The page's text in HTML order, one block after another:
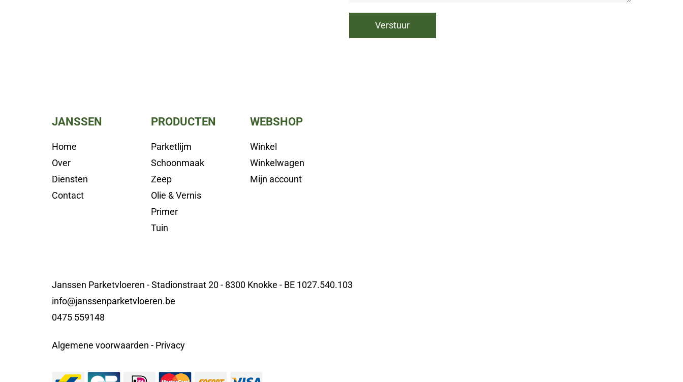
JANSSEN
Home
Over
Diensten
Contact
PRODUCTEN
Parketlijm
Schoonmaak
Zeep
Olie & Vernis
Primer
Tuin
WEBSHOP
Winkel
Winkelwagen
Mijn account
Janssen Parketvloeren - Stadionstraat 20 - 8300 Knokke - BE 1027.540.103
info@janssenparketvloeren.be
0475 559148
Algemene voorwaarden - Privacy